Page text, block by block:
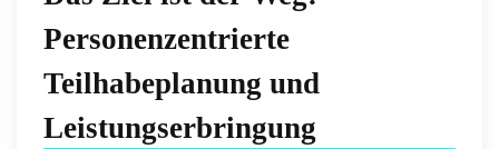
Personenzentrierte
Teilhabeplanung und
Leistungserbringung